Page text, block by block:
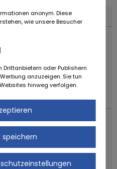
anonym. Diese
wie unsere Besucher
oder Publishern
anzuzeigen. Sie tun
hinweg verfolgen.
speichern